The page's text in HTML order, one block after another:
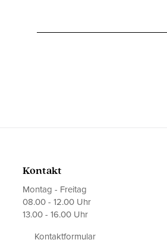
Kontakt
Montag - Freitag
08.00 - 12.00 Uhr
13.00 - 16.00 Uhr
Kontaktformular